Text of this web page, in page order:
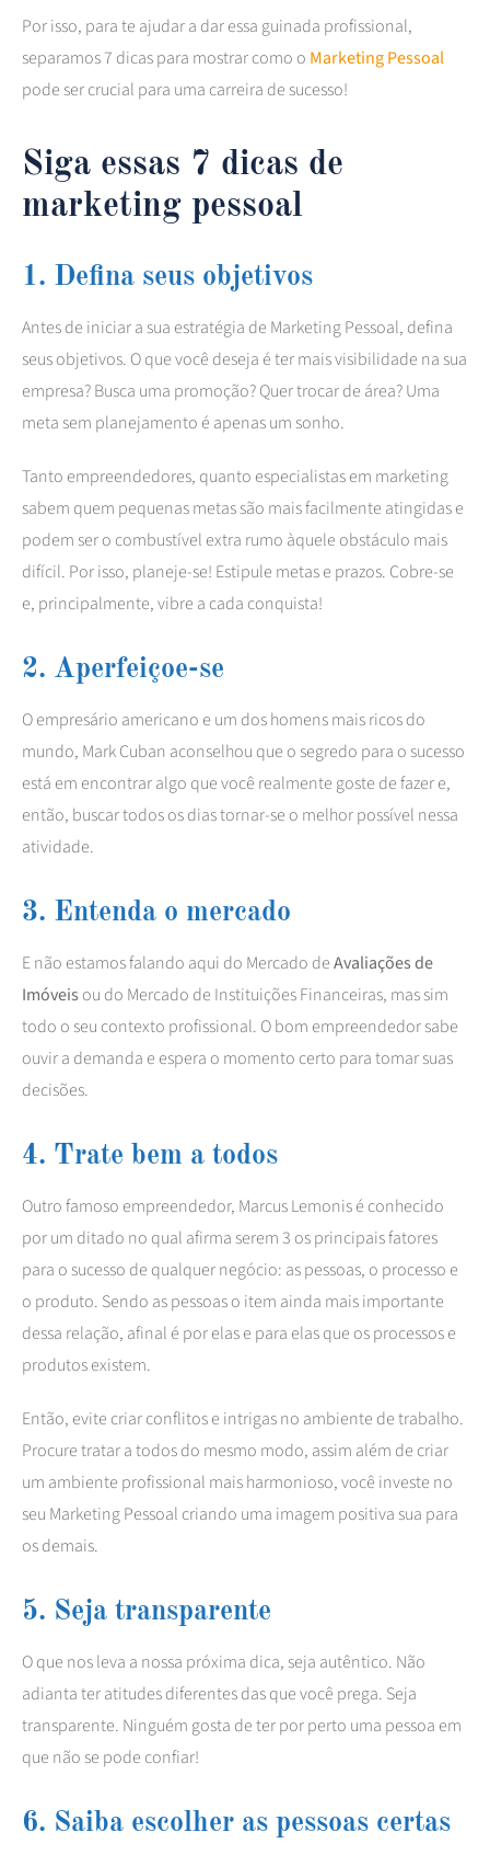
Por isso, para te ajudar a dar essa guinada profissional,
separamos 7 dicas para mostrar como o Marketing Pessoal
pode ser crucial para uma carreira de sucesso!
Siga essas 7 dicas de
marketing pessoal
1. Defina seus objetivos
Antes de iniciar a sua estratégia de Marketing Pessoal, defina
seus objetivos. O que você deseja é ter mais visibilidade na sua
empresa? Busca uma promoção? Quer trocar de área? Uma
meta sem planejamento é apenas um sonho.
Tanto empreendedores, quanto especialistas em marketing
sabem quem pequenas metas são mais facilmente atingidas e
podem ser o combustível extra rumo àquele obstáculo mais
difícil. Por isso, planeje-se! Estipule metas e prazos. Cobre-se
e, principalmente, vibre a cada conquista!
2. Aperfeiçoe-se
O empresário americano e um dos homens mais ricos do
mundo, Mark Cuban aconselhou que o segredo para o sucesso
está em encontrar algo que você realmente goste de fazer e,
então, buscar todos os dias tornar-se o melhor possível nessa
atividade.
3. Entenda o mercado
E não estamos falando aqui do Mercado deAvaliações de
Imóveis ou do Mercado de Instituições Financeiras, mas sim
todo o seu contexto profissional. O bom empreendedor sabe
ouvir a demanda e espera o momento certo para tomar suas
decisões.
4. Trate bem a todos
Outro famoso empreendedor, Marcus Lemonis é conhecido
por um ditado no qual afirma serem 3 os principais fatores
para o sucesso de qualquer negócio: as pessoas, o processo e
o produto. Sendo as pessoas o item ainda mais importante
dessa relação, afinal é por elas e para elas que os processos e
produtos existem.
Então, evite criar conflitos e intrigas no ambiente de trabalho.
Procure tratar a todos do mesmo modo, assim além de criar
um ambiente profissional mais harmonioso, você investe no
seu Marketing Pessoal criando uma imagem positiva sua para
os demais.
5. Seja transparente
O que nos leva a nossa próxima dica, seja autêntico. Não
adianta ter atitudes diferentes das que você prega. Seja
transparente. Ninguém gosta de ter por perto uma pessoa em
que não se pode confiar!
6. Saiba escolher as pessoas certas